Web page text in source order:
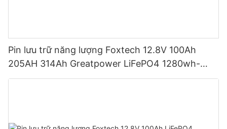
Pin lưu trữ năng lượng Foxtech 12.8V 100Ah
205AH 314Ah Greatpower LiFePO4 1280wh-
5120wh IP65